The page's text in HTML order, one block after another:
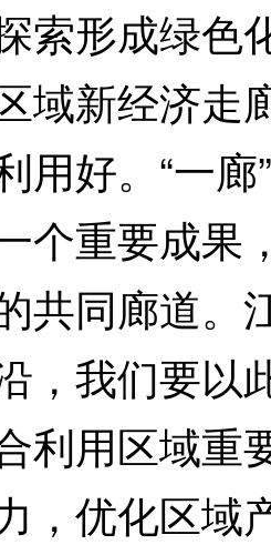
索形成绿色
域新经济走
用好。“一
个重要成果
共同廊道。
，我们要以
利用区域重
，优化区域